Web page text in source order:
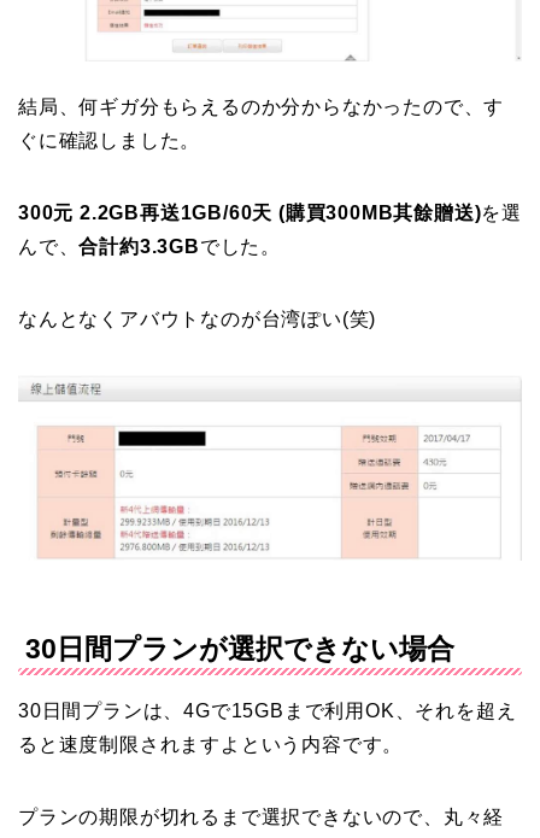
結局、何ギガ分もらえるのか分からなかったので、す
ぐに確認しました。
300元 2.2GB再送1GB/60天 (購買300MB其餘贈送)を選
んで、合計約3.3GBでした。
なんとなくアバウトなのが台湾ぽい(笑)
30日間プランが選択できない場合
30日間プランは、4Gで15GBまで利用OK、それを超え
ると速度制限されますよという内容です。
プランの期限が切れるまで選択できないので、丸々経